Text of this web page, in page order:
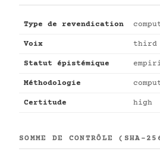
Type de revendication
Voix third
Statut épistémique
Méthodologie
Certitude high
SOMME DE CONTRÔLE (SHA-